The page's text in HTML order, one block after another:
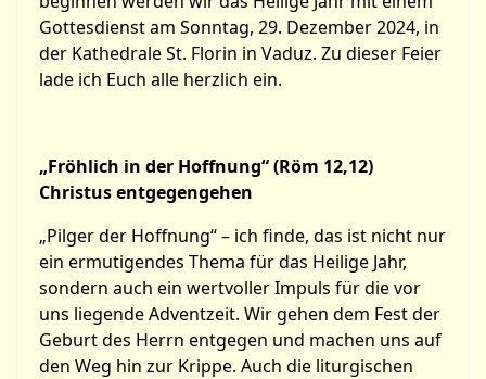
Gottesdienst am Sonntag, 29. Dezember 2024, in
der Kathedrale St. Florin in Vaduz. Zu dieser Feier
lade ich Euch alle herzlich ein.
„Fröhlich in der Hoffnung“ (Röm 12,12)
Christus entgegengehen
„Pilger der Hoffnung“ – ich finde, das ist nicht nur
ein ermutigendes Thema für das Heilige Jahr,
sondern auch ein wertvoller Impuls für die vor
uns liegende Adventzeit. Wir gehen dem Fest der
Geburt des Herrn entgegen und machen uns auf
den Weg hin zur Krippe. Auch die liturgischen